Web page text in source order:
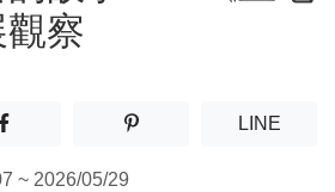
察
享至facebook(另開新視窗)
分享至噗浪(另開新視窗)
LINE(另開
~ 2026/05/29